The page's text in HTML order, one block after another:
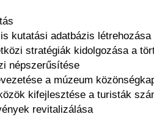
kutatási adatbázis létrehozása
stratégiák kidolgozása a
népszerűsítése
a múzeum
kifejlesztése a turisták
revitalizálása